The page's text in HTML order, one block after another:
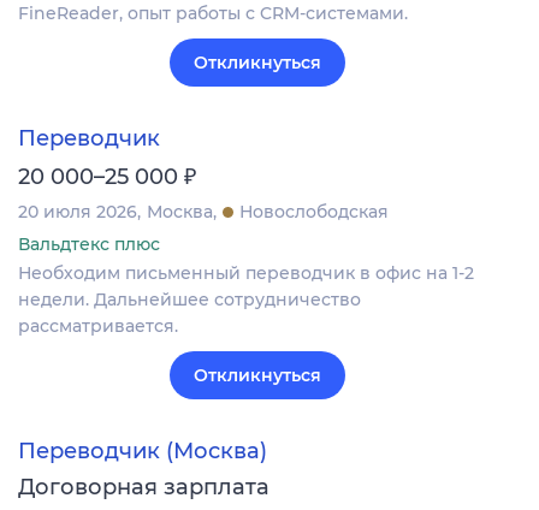
FineReader, опыт работы с CRM-системами.
Откликнуться
Переводчик
20 000–25 000 ₽
20 июля 2026 Москва
Новослободская
Вальдтекс плюс
Необходим письменный переводчик в офис на 1-2
недели. Дальнейшее сотрудничество
рассматривается.
Откликнуться
Переводчик (Москва)
Договорная зарплата